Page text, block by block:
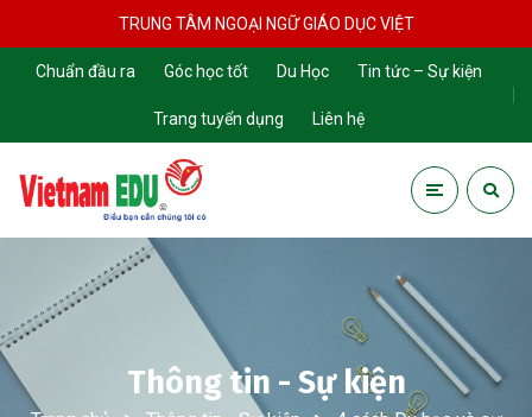
TRUNG TÂM NGOẠI NGỮ GIÁO DỤC VIỆT
Chuẩn đầu ra Góc học tốt Du Học Tin tức – Sự kiện
Trang tuyển dụng Liên hệ
Thông tin - Sự kiện